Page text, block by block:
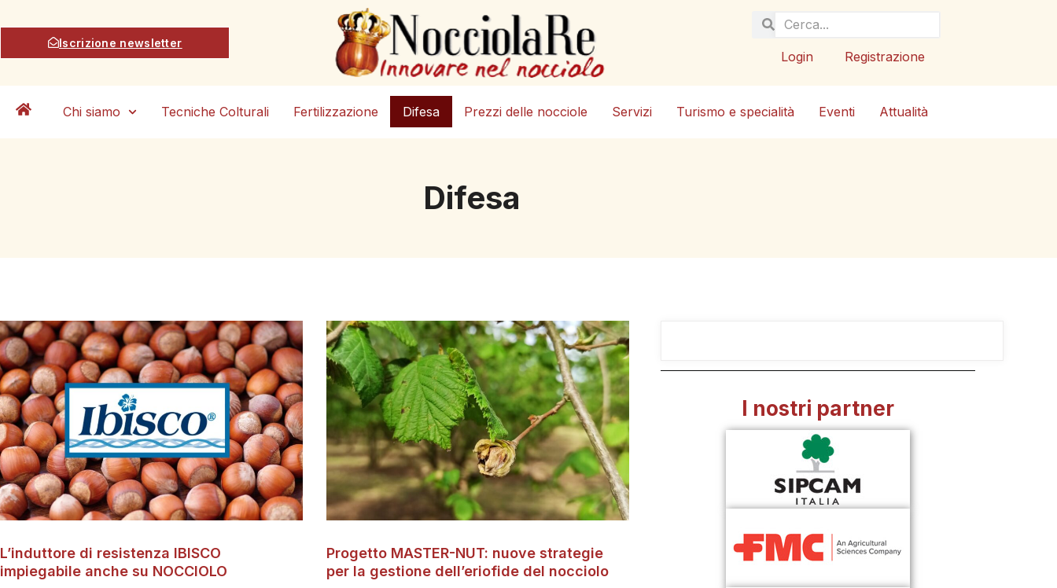
Iscrizione newsletter
Login Registrazione
Chi siamo Tecniche Colturali Fertilizzazione Difesa Prezzi delle nocciole Servizi Turismo e specialità Eventi Attualità
Difesa
L’induttore di resistenza IBISCO
impiegabile anche su NOCCIOLO
Progetto MASTER-NUT: nuove strategie
per la gestione dell’eriofide del nocciolo
I nostri partner